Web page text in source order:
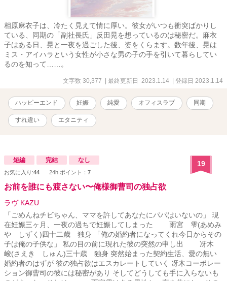
相原麻衣子は、冷たく見えて情に厚い。彼女がいつも衝突ばかりし
ている、同期の「副社長氏」反田晃を想っているのは秘密だ。麻衣
子はある日、晃と一夜を過ごした後、姿をくらます。数年後、晃は
ミス・アイハラという女性が小さな男の子の手を引いて暮らしてい
るのを知って……。
文字数 30,377 | 最終更新日 2023.1.14 | 登録日 2023.1.14
ハッピーエンド 妊娠 純愛 オフィスラブ 同期
すれ違い エタニティ
短編 完結 なし
お気に入り:44 24h.ポイント： 7
19
お前を誰にも渡さない〜俺様御曹司の独占欲
ラヴ KAZU
「ごめんねチビちゃん、ママを許してあなたにパパはいないの」 現
在妊娠三ヶ月、一夜の過ちで妊娠してしまった 雨宮 雫(あめみ
や しずく)四十二歳 独身 「俺の婚約者になってくれ今日からその
子は俺の子供な」 私の目の前に現れた彼の突然の申し出 冴木
峻(さえき しゅん)三十歳 独身 突然始まった契約生活、愛の無い
婚約者のはずが 彼の独占欲はエスカレートしていく 冴木コーポレー
ション御曹司の彼には秘密があり そしてどうしても手に入らないも